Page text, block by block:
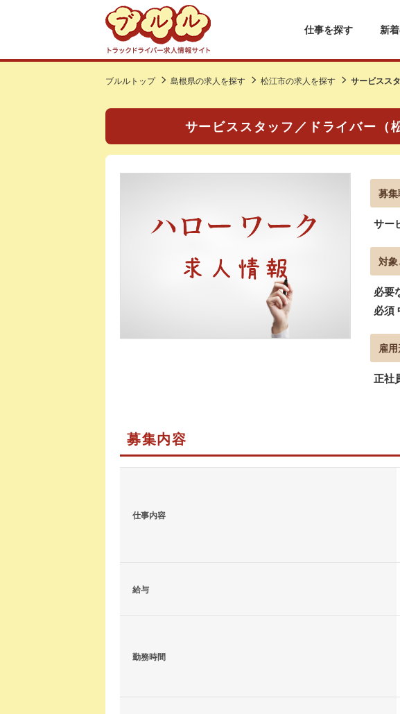
仕事を探す 新
ブルルトップ 島根県の求人を探す 松江市の求人を探す サービスス
サービススタッフ／ドライバー（
募
サー
対
必要
必須
雇
正社
募集内容
仕事内容
給与
勤務時間